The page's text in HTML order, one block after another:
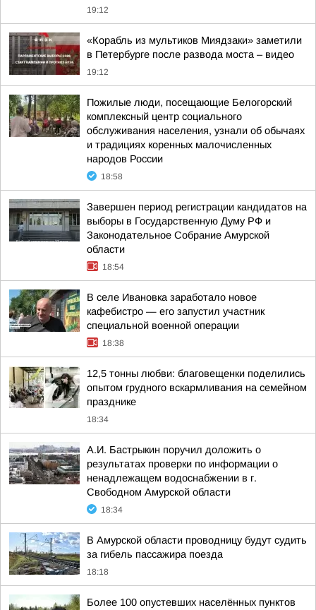
19:12
«Корабль из мультиков Миядзаки» заметили
в Петербурге после развода моста – видео
19:12
Пожилые люди, посещающие Белогорский
комплексный центр социального
обслуживания населения, узнали об обычаях
и традициях коренных малочисленных
народов России
18:58
Завершен период регистрации кандидатов на
выборы в Государственную Думу РФ и
Законодательное Собрание Амурской
области
18:54
В селе Ивановка заработало новое
кафебистро — его запустил участник
специальной военной операции
18:38
12,5 тонны любви: благовещенки поделились
опытом грудного вскармливания на семейном
празднике
18:34
А.И. Бастрыкин поручил доложить о
результатах проверки по информации о
ненадлежащем водоснабжении в г.
Свободном Амурской области
18:34
В Амурской области проводницу будут судить
за гибель пассажира поезда
18:18
Более 100 опустевших населённых пунктов